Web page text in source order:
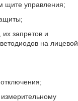
щите управления;
запретов и
на лицевой